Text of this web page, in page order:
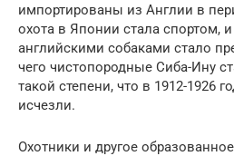
импортированы из Англии в
охота в Японии стала спортом,
английскими собаками стало
чего чистопородные Сиба-Ину
такой степени, что в 1912-1926
исчезли.
Охотники и другое